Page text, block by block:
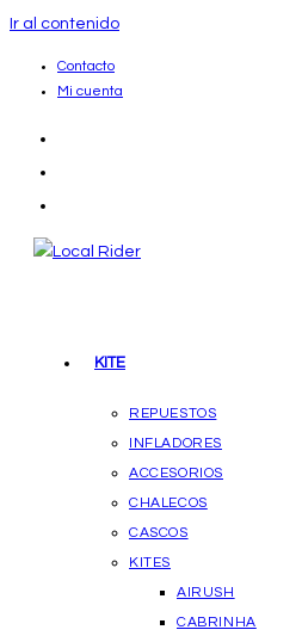
Ir al contenido
Contacto
Mi cuenta
KITE
REPUESTOS
INFLADORES
ACCESORIOS
CHALECOS
CASCOS
KITES
AIRUSH
CABRINHA